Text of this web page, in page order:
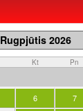
Rugpjūtis 2026
Kt Pn
6 7